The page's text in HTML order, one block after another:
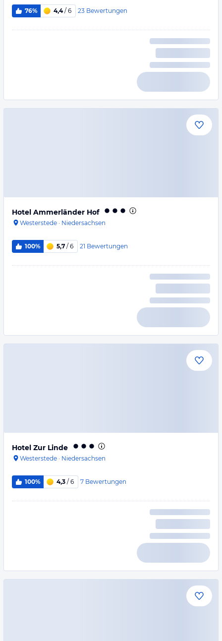
76% 4,4/ 6 23 Bewertungen
Hotel Ammerländer Hof
Westerstede · Niedersachsen
100% 5,7 / 6 21 Bewertungen
Hotel Zur Linde
Westerstede · Niedersachsen
100% 4,3 / 6 7 Bewertungen